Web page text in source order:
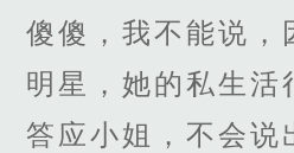
傻傻，我不能说，
明星，她的私生活
答应小姐，不会说